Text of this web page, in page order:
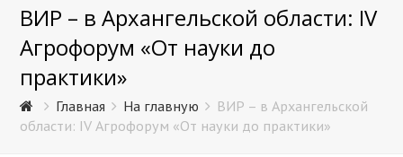
Menu
ВИР – в Архангельской области: IV
Агрофорум «От науки до
практики»
Главная На главную
ВИР – в Архангельской
области: IV Агрофорум «От науки до практики»